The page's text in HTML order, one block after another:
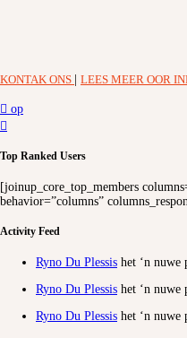
KONTAK ONS LEES MEER OOR
op
Top Ranked Users
[joinup_core_top_members
behavior=”columns”
Activity Feed
Ryno Du Plessis het ‘n nuwe
Ryno Du Plessis het ‘n nuwe
Ryno Du Plessis het ‘n nuwe